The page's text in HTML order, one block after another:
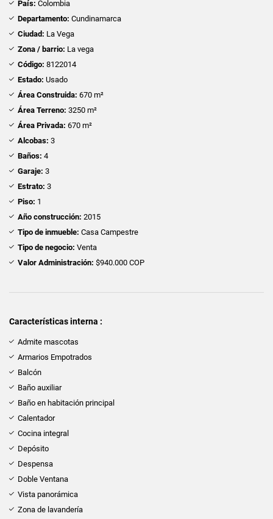
País: Colombia
Departamento: Cundinamarca
Ciudad: La Vega
Zona / barrio: La vega
Código: 8122014
Estado: Usado
Área Construida: 670 m²
Área Terreno: 3250 m²
Área Privada: 670 m²
Alcobas: 3
Baños: 4
Garaje: 3
Estrato: 3
Piso: 1
Año construcción: 2015
Tipo de inmueble: Casa Campestre
Tipo de negocio: Venta
Valor Administración: $940.000 COP
Características interna :
Admite mascotas
Armarios Empotrados
Balcón
Baño auxiliar
Baño en habitación principal
Calentador
Cocina integral
Depósito
Despensa
Doble Ventana
Vista panorámica
Zona de lavandería